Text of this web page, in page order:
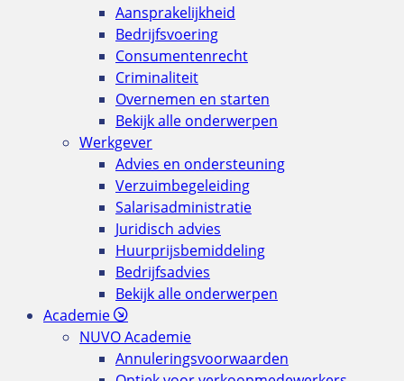
Aansprakelijkheid
Bedrijfsvoering
Consumentenrecht
Criminaliteit
Overnemen en starten
Bekijk alle onderwerpen
Werkgever
Advies en ondersteuning
Verzuimbegeleiding
Salarisadministratie
Juridisch advies
Huurprijsbemiddeling
Bedrijfsadvies
Bekijk alle onderwerpen
Academie
NUVO Academie
Annuleringsvoorwaarden